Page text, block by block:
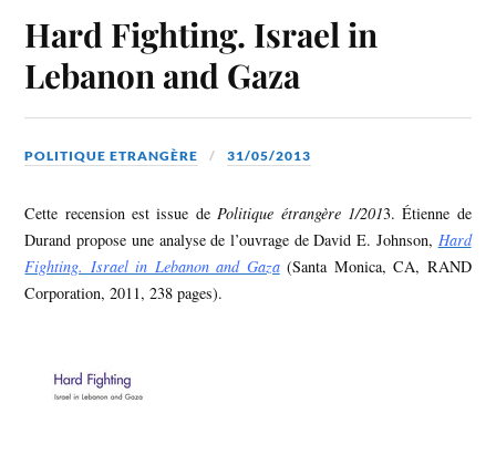
Hard Fighting. Israel in
Lebanon and Gaza
POLITIQUE ETRANGÈRE 31/05/2013
Cette recension est issue de Politique étrangère 1/2013. Étienne de
Durand propose une analyse de l’ouvrage de David E. Johnson, Hard
Fighting. Israel in Lebanon and Gaza(Santa Monica, CA, RAND
Corporation, 2011, 238 pages).